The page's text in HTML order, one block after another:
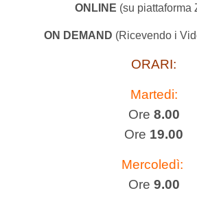
ONLINE (su piattaforma
ON DEMAND (Ricevendo i
ORARI:
Martedi:
Ore 8.00
Ore 19.00
Mercoledì:
Ore 9.00